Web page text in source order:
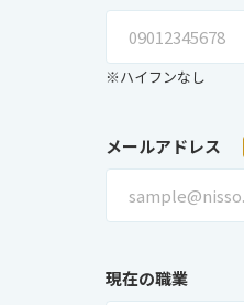
※ハイフンなし
メールアドレス
現在の職業